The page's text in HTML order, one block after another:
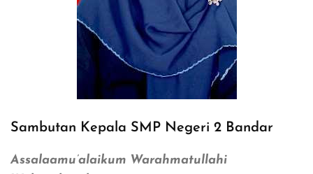
Sambutan Kepala SMP Negeri 2 Bandar
Assalaamu’alaikum Warahmatullahi